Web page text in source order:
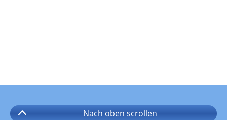
Nach oben scrollen